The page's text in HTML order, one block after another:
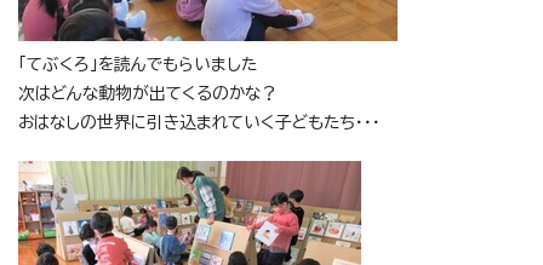
「てぶくろ」を読んでもらいました
次はどんな動物が出てくるのかな？
おはなしの世界に引き込まれていく子どもたち・・・